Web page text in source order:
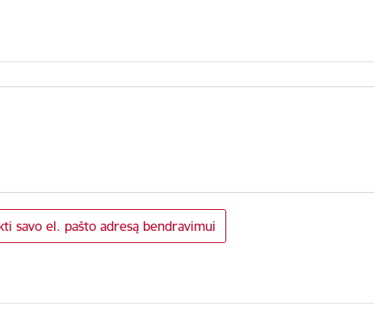
savo el. pašto adresą bendravimui